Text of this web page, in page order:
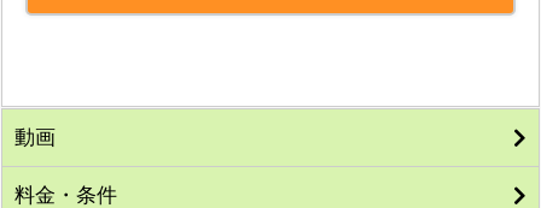
動画
料金・条件